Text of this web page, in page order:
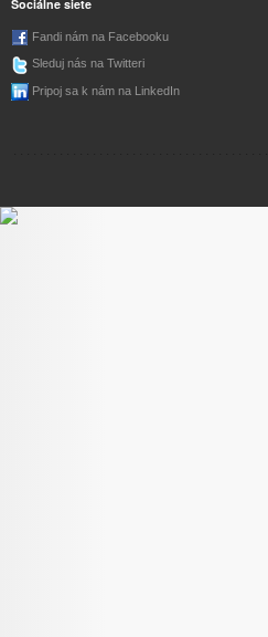
Sociálne siete
Fandi nám na Facebooku
Sleduj nás na Twitteri
Pripoj sa k nám na LinkedIn